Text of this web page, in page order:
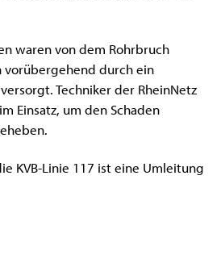
waren von dem Rohrbruch
vorübergehend durch ein
Techniker der RheinNetz
Einsatz, um den Schaden
KVB-Linie 117 ist eine Umleitung